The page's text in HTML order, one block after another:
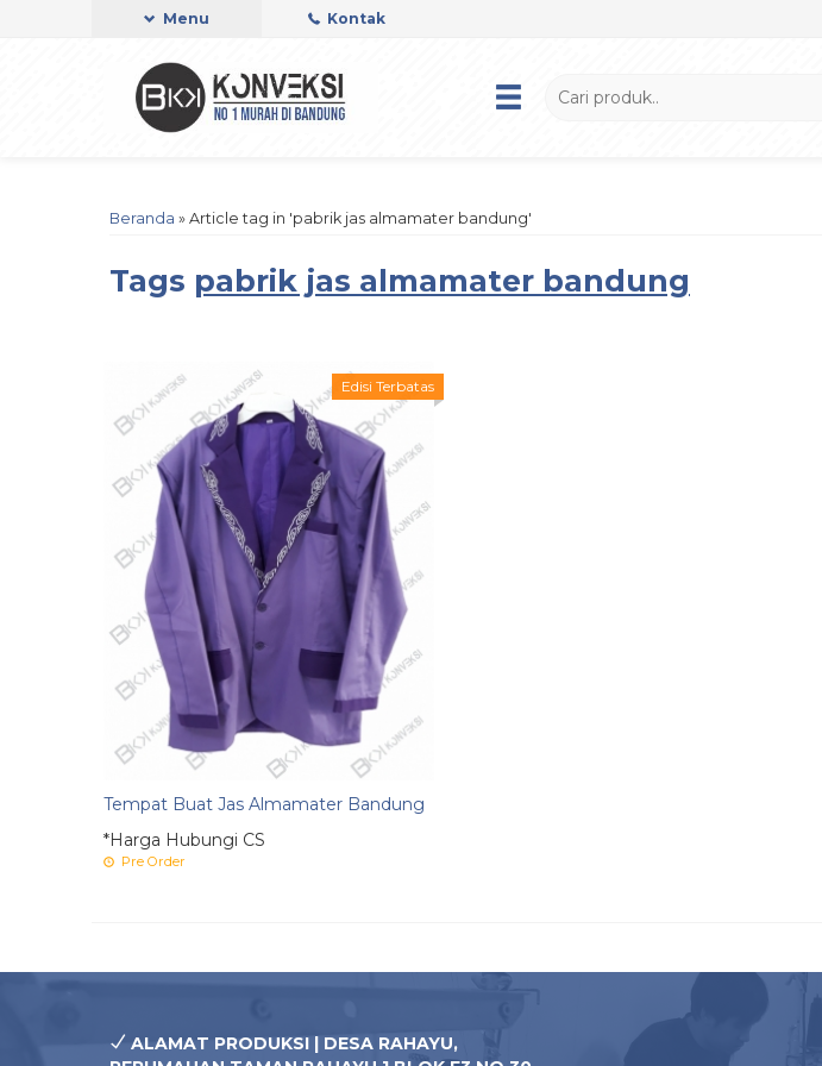
Menu Kontak
Beranda » Article tag in 'pabrik jas almamater bandung'
Tags pabrik jas almamater bandung
Edisi Terbatas
Tempat Buat Jas Almamater Bandung
*Harga Hubungi CS
Pre Order
ALAMAT PRODUKSI | DESA RAHAYU,